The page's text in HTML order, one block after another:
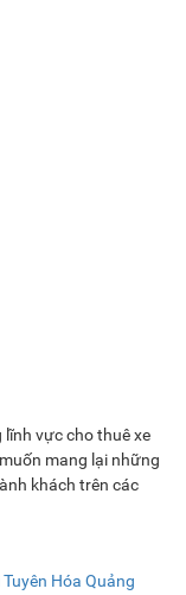
vực cho thuê xe
mang lại những
khách trên các
Hóa Quảng